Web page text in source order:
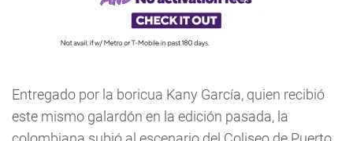
Entregado por la boricua Kany García, quien recibió
este mismo galardón en la edición pasada, la